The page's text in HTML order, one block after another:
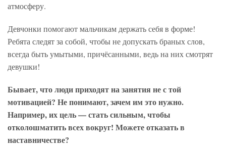
атмосферу.
Девчонки помогают мальчикам держать себя в форме!
Ребята следят за собой, чтобы не допускать браных слов,
всегда быть умытыми, причёсанными, ведь на них смотрят
девушки!
Бывает, что люди приходят на занятия не с той
мотивацией? Не понимают, зачем им это нужно.
Например, их цель — стать сильным, чтобы
отколошматить всех вокруг! Можете отказать в
наставничестве?